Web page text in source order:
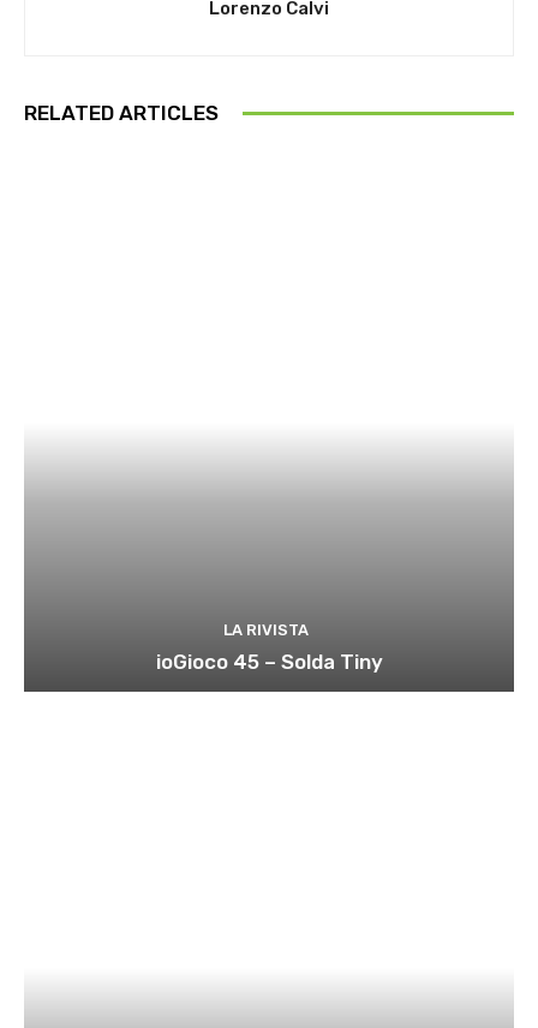
Lorenzo Calvi
RELATED ARTICLES
LA RIVISTA
ioGioco 45 – Solda Tiny